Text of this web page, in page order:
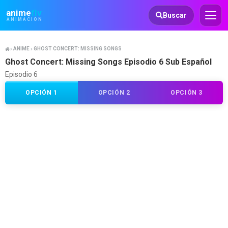
animeflv
ANIMACIÓN
Animeflv Buscar
ANIME GHOST CONCERT: MISSING SONGS
Ghost Concert: Missing Songs Episodio 6 Sub Español
Episodio 6
OPCIÓN 1 OPCIÓN 2 OPCIÓN 3